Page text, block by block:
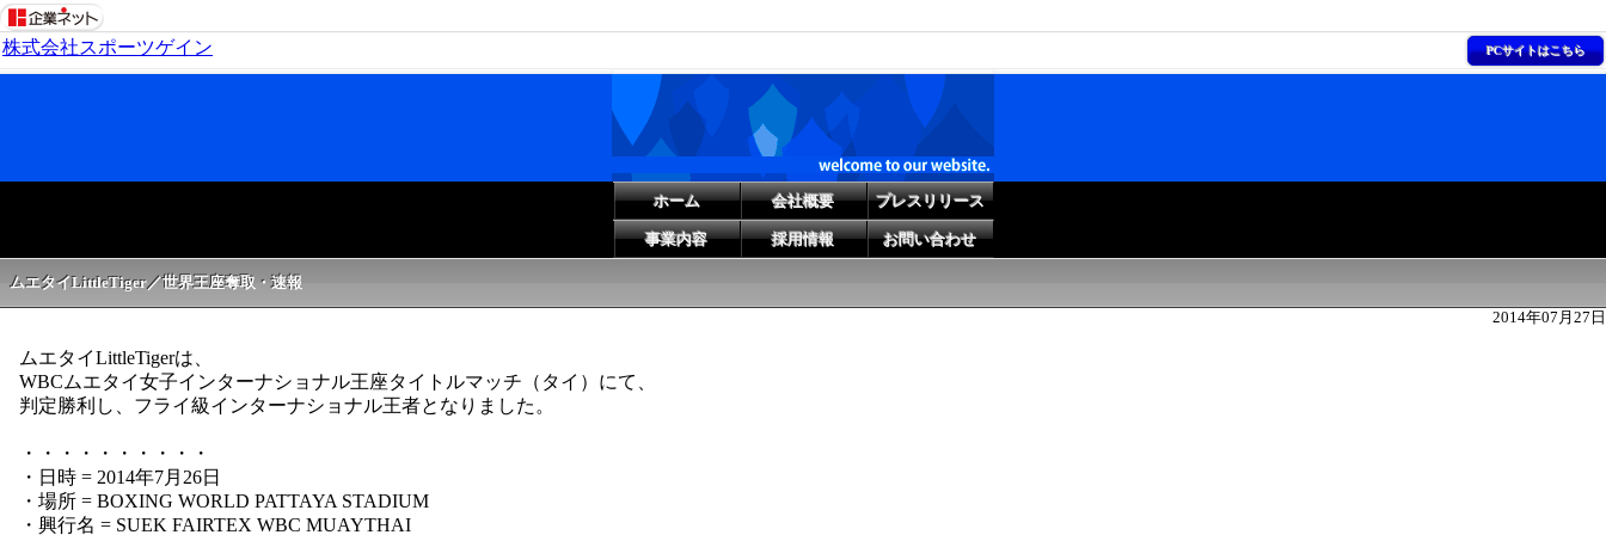
株式会社スポーツゲイン PCサイトはこちら
ホーム 会社概要 プレスリリース
事業内容 採用情報 お問い合わせ
ムエタイLittleTiger／世界王座奪取・速報
2014年07月27日
ムエタイLittleTigerは、
WBCムエタイ女子インターナショナル王座タイトルマッチ（タイ）にて、
判定勝利し、フライ級インターナショナル王者となりました。
・・・・・・・・・・
・日時 = 2014年7月26日
・場所 = BOXING WORLD PATTAYA STADIUM
・興行名 = SUEK FAIRTEX WBC MUAYTHAI